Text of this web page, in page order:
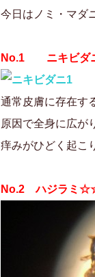
今日はノミ・マダ
No.1 ニキビダ
通常皮膚に存在す
原因で全身に広が
痒みがひどく起こ
No.2 ハジラミ